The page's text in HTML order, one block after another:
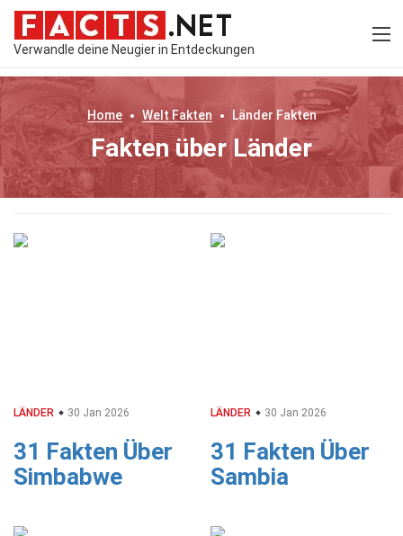
Verwandle deine Neugier in Entdeckungen
Home Welt Fakten Länder Fakten
Fakten über Länder
LÄNDER 30 Jan 2026
31 Fakten Über
Simbabwe
LÄNDER 30 Jan 2026
31 Fakten Über
Sambia